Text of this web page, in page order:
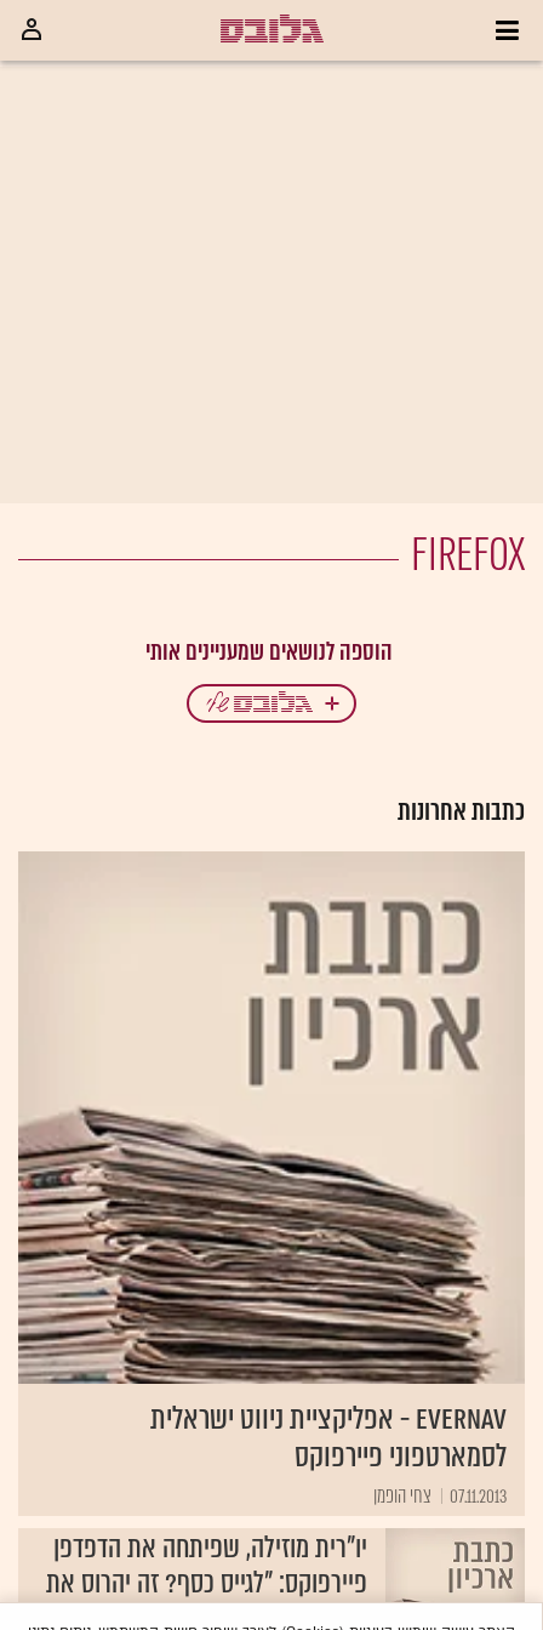
FIREFOX
כתבות אחרונות
EverNav - אפליקציית ניווט ישראלית
לסמארטפוני פיירפוקס
07.11.2013 צחי הופמן
יו"רית מוזילה, שפיתחה את הדפדפן
פיירפוקס: "לגייס כסף? זה יהרוס את
החברה"